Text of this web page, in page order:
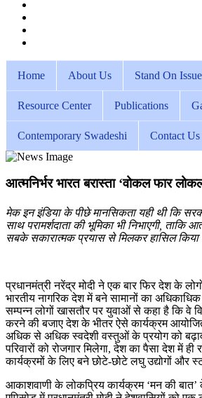
Home About Us Stand On Issue
Resource Center Publications
Contemporary Swadeshi Contact Us
आत्मनिर्भर भारत बरास्ता ‘वोकल फार
मेक इन इंडिया के पीछे मानसिकता यही थी कि
साथ परामर्शदाता की भूमिका भी निभाएगी, ताकि
सबके सकारात्मक प्रयास से मिलकर हासिल
प्रधानमंत्री नरेंद्र मोदी ने एक बार फिर देश के
भारतीय नागरिक देश में बने सामानों का
सम्पन्न लोगों खासतौर पर युवाओं से कहा है कि वे
करने की बजाए देश के भीतर ऐसे कार्यक्रम
अधिक से अधिक स्वदेशी वस्तुओं के प्रयोग को
परिवारों को रोजगार मिलेगा, देश का पैसा देश में
कार्यक्रमों के लिए बने छोटे-छोटे लघु उद्योगों और
आकाशवाणी के लोकप्रिय कार्यक्रम ‘मन की बात’